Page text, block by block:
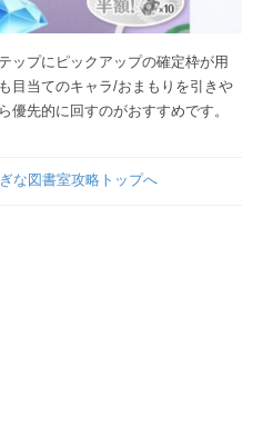
ップにピックアップの確定枠が用
目当てのキャラ/おまもりを引きや
優先的に回すのがおすすめです。
な図書室攻略トップへ